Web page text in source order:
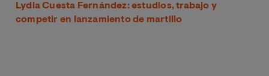
Lydia Cuesta Fernández: estudios, trabajo y
competir en lanzamiento de martillo